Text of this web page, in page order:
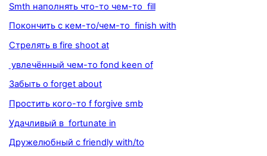
Smth наполнять что-то чем-то fill
Покончить с кем-то/чем-то finish with
Стрелять в fire shoot at
увлечённый чем-то fond keen of
Забыть о forget about
Простить кого-то f forgive smb
Удачливый в fortunate in
Дружелюбный с friendly with/to